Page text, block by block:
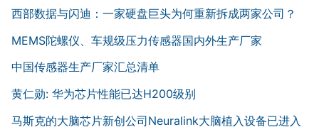
西部数据与闪迪：一家硬盘巨头为何重新拆成两家公司？
MEMS陀螺仪、车规级压力传感器国内外生产厂家
中国传感器生产厂家汇总清单
黄仁勋: 华为芯片性能已达H200级别
马斯克的大脑芯片新创公司Neuralink大脑植入设备已进入